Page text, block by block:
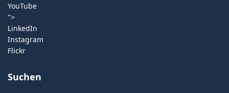
YouTube
">
LinkedIn
Instagram
Flickr
Suchen